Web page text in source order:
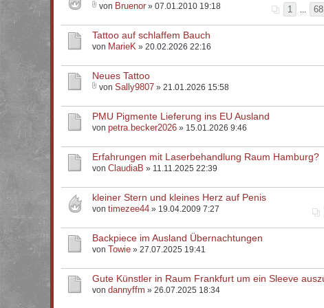
1 68
von Bruenor » 07.01.2010 19:18
Tattoo auf schlaffem Bauch
von MarieK » 20.02.2026 22:16
Neues Tattoo
von Sally9807 » 21.01.2026 15:58
PMU Pigmente Lieferung ins EU Ausland
von petra.becker2026 » 15.01.2026 9:46
Erfahrungen mit Laserbehandlung Raum Hamburg?
von ClaudiaB » 11.11.2025 22:39
kleiner Stern und kleines Herz auf Penis
von timezee44 » 19.04.2009 7:27
Backpiece im Ausland Übernachtungen
von Towie » 27.07.2025 19:41
Gute Künstler in Raum Frankfurt um ein Sleeve
von dannyffm » 26.07.2025 18:34